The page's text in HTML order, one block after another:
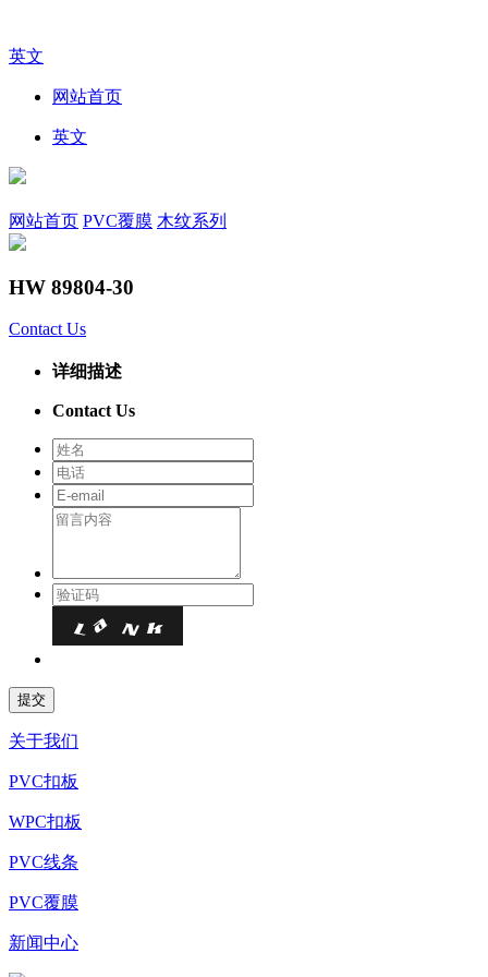
英文
网站首页
英文
网站首页 PVC覆膜 木纹系列
HW 89804-30
Contact Us
详细描述
Contact Us
关于我们
PVC扣板
WPC扣板
PVC线条
PVC覆膜
新闻中心